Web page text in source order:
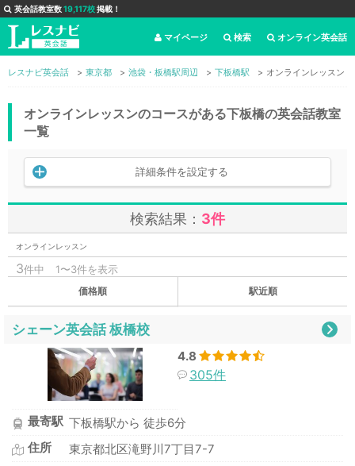
英会話教室数19,117校掲載！
オンライン英会話
検索
マイページ
レスナビ英会話 東京都 池袋・板橋駅周辺 下板橋駅 オンラインレッスン
オンラインレッスンのコースがある下板橋の英会話教室
一覧
詳細条件を設定する
検索結果： 3件
オンラインレッスン
3件中 1〜3件を表示
価格順 駅近順
シェーン英会話 板橋校
4.8
305件
最寄駅 下板橋駅から 徒歩6分
住所
東京都北区滝野川7丁目7-7